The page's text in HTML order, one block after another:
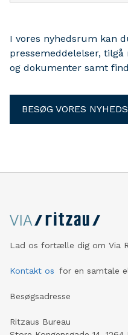
I vores nyhedsrum kan
pressemeddelelser,
og dokumenter samt
BESØG VORES
Lad os fortælle dig om Via
Kontakt os for en samtale
Besøgsadresse
Ritzaus Bureau